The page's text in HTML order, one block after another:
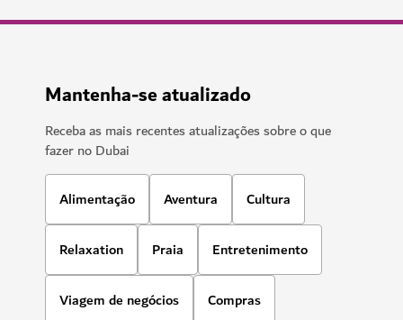
Mantenha-se atualizado
Receba as mais recentes atualizações sobre o que
fazer no Dubai
Alimentação Aventura Cultura
Relaxation Praia Entretenimento
Viagem de negócios Compras